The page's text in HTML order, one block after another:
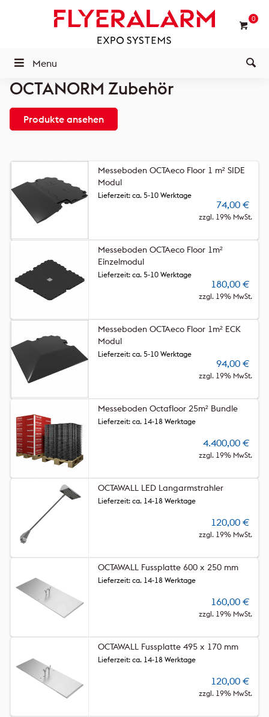
0
Menu
OCTANORM Zubehör
Produkte ansehen
Messeboden OCTAeco Floor 1 m² SIDE
Modul
74,00 €
zzgl. 19% MwSt.
Lieferzeit: ca. 5-10 Werktage
Messeboden OCTAeco Floor 1m²
Einzelmodul
180,00 €
zzgl. 19% MwSt.
Lieferzeit: ca. 5-10 Werktage
Messeboden OCTAeco Floor 1m² ECK
Modul
94,00 €
zzgl. 19% MwSt.
Lieferzeit: ca. 5-10 Werktage
Messeboden Octafloor 25m² Bundle
4.400,00 €
zzgl. 19% MwSt.
Lieferzeit: ca. 14-18 Werktage
OCTAWALL LED Langarmstrahler
120,00 €
zzgl. 19% MwSt.
Lieferzeit: ca. 14-18 Werktage
OCTAWALL Fussplatte 600 x 250 mm
160,00 €
zzgl. 19% MwSt.
Lieferzeit: ca. 14-18 Werktage
OCTAWALL Fussplatte 495 x 170 mm
120,00 €
zzgl. 19% MwSt.
Lieferzeit: ca. 14-18 Werktage